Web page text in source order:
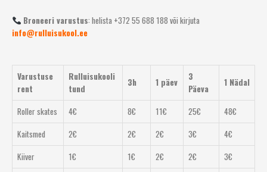
Broneeri varustus: helista +372 55 688 188 või kirjuta
info@rulluisukool.ee
Varustuse
rent
Rulluisukooli
tund
3h 1 päev
3
Päeva
1 Nädal
Roller skates 4€ 8€ 11€ 25€
48€
Kaitsmed
2€ 2€ 2€ 3€
4€
Kiiver
1€ 1€ 2€ 2€
3€